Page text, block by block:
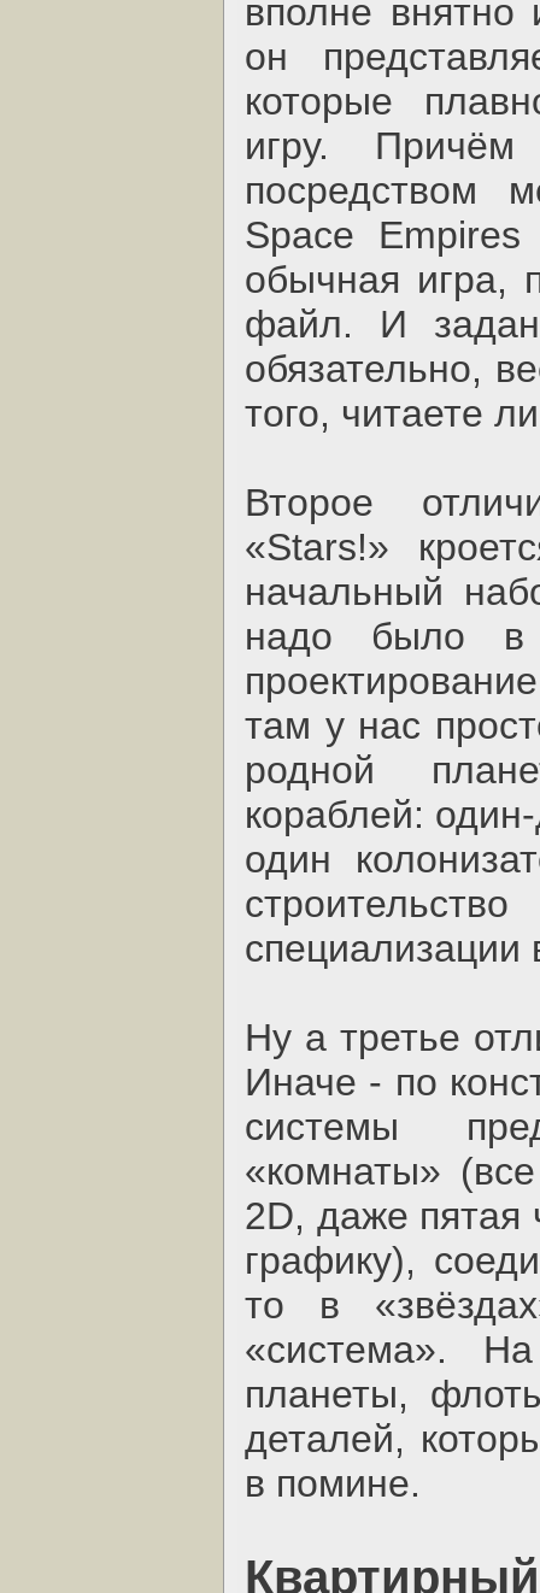
вполне
он
которые
игру. Причём
посредством
Space Empires
обычная игра,
файл. И
обязательно,
того, читаете
Второе
«Stars!»
начальный
надо было в
там у нас
родной
кораблей:
один
Ну а третье
Иначе - по
системы
«комнаты»
2D, даже пятая
графику),
то в
«система».
планеты,
деталей,
в помине.